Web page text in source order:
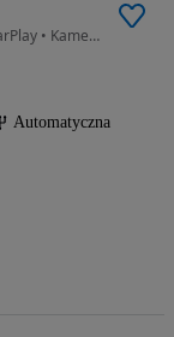
3604 cm3 • 300 KM • Dodge Charger 3.6 2019 • CarPlay • Kamera • Zarejestrowany
Automatyczna